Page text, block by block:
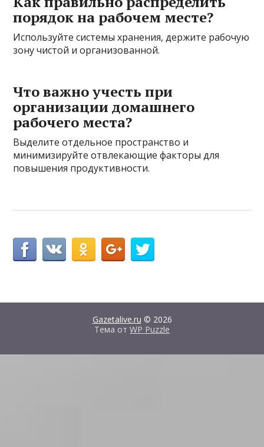
порядок на рабочем месте?
Используйте системы хранения, держите рабочую
зону чистой и организованной.
Что важно учесть при
организации домашнего
рабочего места?
Выделите отдельное пространство и
минимизируйте отвлекающие факторы для
повышения продуктивности.
Gazetalive.ru © 2026
Тема от WP Puzzle